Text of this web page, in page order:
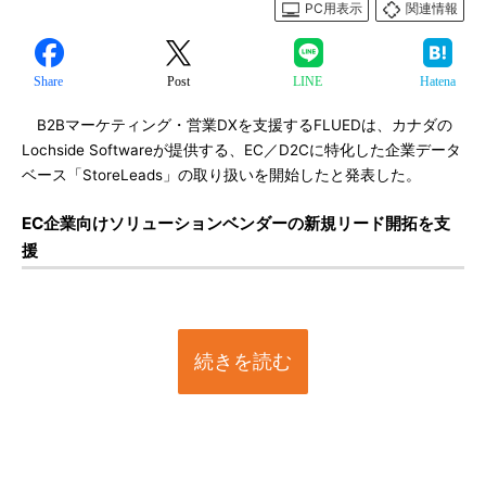
PC用表示
関連情報
Share Post LINE Hatena
B2Bマーケティング・営業DXを支援するFLUEDは、カナダの
Lochside Softwareが提供する、EC／D2Cに特化した企業データ
ベース「StoreLeads」の取り扱いを開始したと発表した。
EC企業向けソリューションベンダーの新規リード開拓を支
援
続きを読む